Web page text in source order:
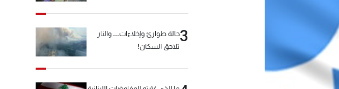
3حالة طوارئ وإخلاءات... والنار
تلاحق السكان!